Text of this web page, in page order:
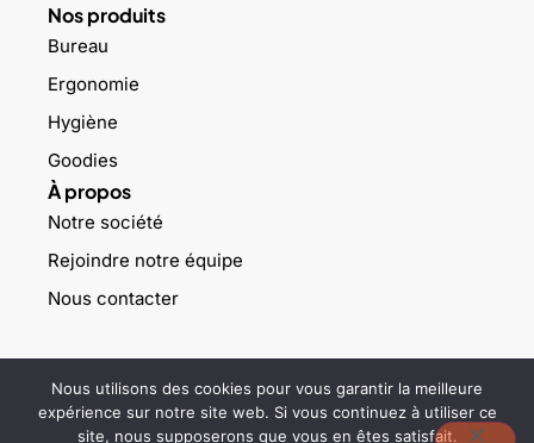
Nos produits
Bureau
Ergonomie
Hygiène
Goodies
À propos
Notre société
Rejoindre notre équipe
Nous contacter
Nous utilisons des cookies pour vous garantir la meilleure
expérience sur notre site web. Si vous continuez à utiliser ce
site, nous supposerons que vous en êtes satisfait.